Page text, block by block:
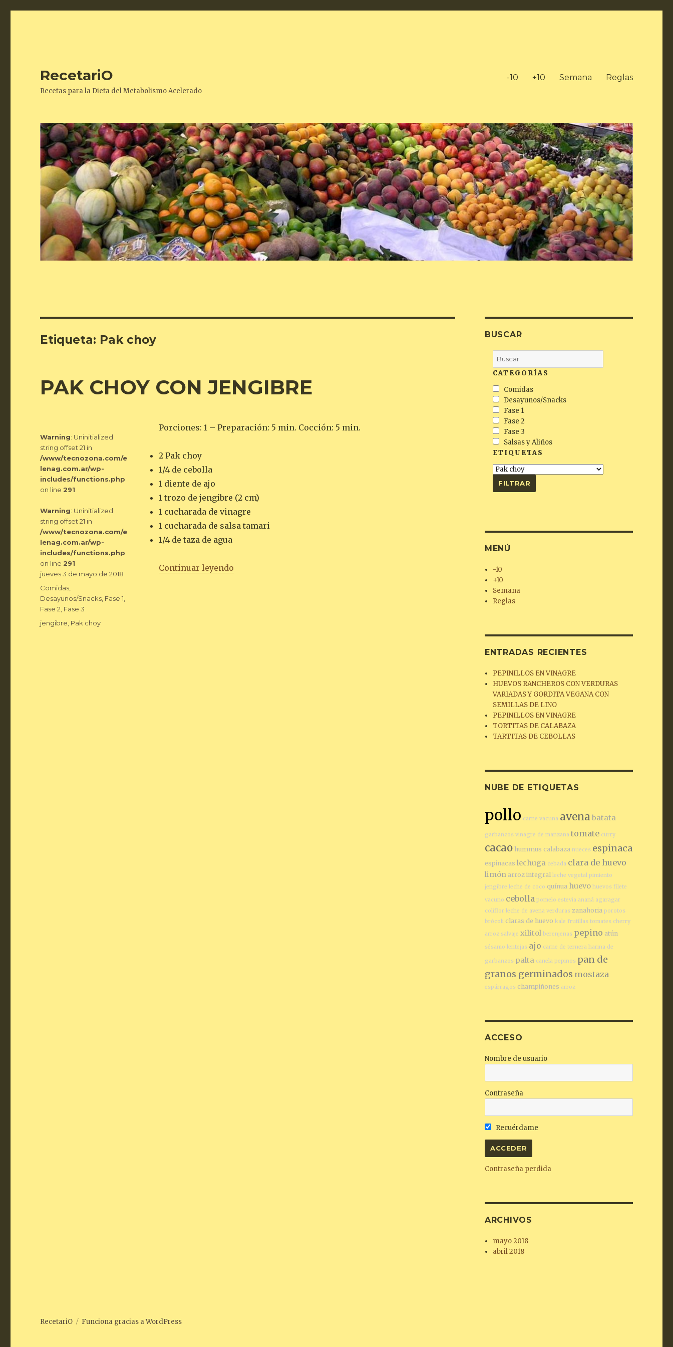
RecetariO
Recetas para la Dieta del Metabolismo Acelerado
-10 +10 Semana Reglas
Etiqueta: Pak choy
PAK CHOY CON JENGIBRE
Porciones: 1 – Preparación: 5 min. Cocción: 5 min.
2 Pak choy
1/4 de cebolla
1 diente de ajo
1 trozo de jengibre (2 cm)
1 cucharada de vinagre
1 cucharada de salsa tamari
1/4 de taza de agua
Continuar leyendo«PAK CHOY CON JENGIBRE»
Warning: Uninitialized
string offset 21 in
/www/tecnozona.com/e
lenag.com.ar/wp-
includes/functions.php
on line 291
Warning: Uninitialized
string offset 21 in
/www/tecnozona.com/e
lenag.com.ar/wp-
includes/functions.php
on line 291
Publicado
jueves 3 de mayo de 2018
Categorías
Comidas
Desayunos/Snacks Fase 1
Fase 2 Fase 3
Etiquetas
jengibre Pak choy
BUSCAR
CATEGORÍAS
Comidas
Desayunos/Snacks
Fase 1
Fase 2
Fase 3
Salsas y Aliños
ETIQUETAS
MENÚ
-10
+10
Semana
Reglas
ENTRADAS RECIENTES
PEPINILLOS EN VINAGRE
HUEVOS RANCHEROS CON VERDURAS
VARIADAS Y GORDITA VEGANA CON
SEMILLAS DE LINO
PEPINILLOS EN VINAGRE
TORTITAS DE CALABAZA
TARTITAS DE CEBOLLAS
NUBE DE ETIQUETAS
pollo carne vacuna avena batata
garbanzos vinagre de manzana tomate curry
cacao hummus calabaza nueces espinaca
espinacas lechuga cebada clara de huevo
limón arroz integral leche vegetal pimiento
jengibre leche de coco quínua huevo huevos filete
vacuno cebolla pomelo estevia ananá agaragar
coliflor leche de avena verduras zanahoria porotos
brócoli claras de huevo kale frutillas tomates cherry
arroz salvaje xilitol berenjenas pepino atún
sésamo lentejas ajo carne de ternera harina de
garbanzos palta canela pepinos pan de
granos germinados mostaza
espárragos champiñones arroz
ACCESO
Nombre de usuario
Contraseña
Recuérdame
Contraseña perdida
ARCHIVOS
mayo 2018
abril 2018
RecetariO Funciona gracias a WordPress